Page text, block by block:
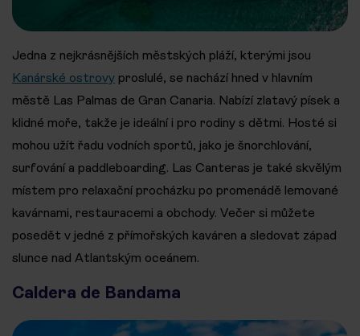
Jedna z nejkrásnějších městských pláží, kterými jsou
Kanárské ostrovy proslulé, se nachází hned v hlavním
městě Las Palmas de Gran Canaria. Nabízí zlatavý písek a
klidné moře, takže je ideální i pro rodiny s dětmi. Hosté si
mohou užít řadu vodních sportů, jako je šnorchlování,
surfování a paddleboarding. Las Canteras je také skvělým
místem pro relaxační procházku po promenádě lemované
kavárnami, restauracemi a obchody. Večer si můžete
posedět v jedné z přímořských kaváren a sledovat západ
slunce nad Atlantským oceánem.
Caldera de Bandama